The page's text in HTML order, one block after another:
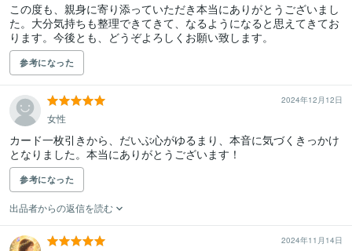
この度も、親身に寄り添っていただき本当にありがとうございまし
た。大分気持ちも整理できてきて、なるようになると思えてきてお
ります。今後とも、どうぞよろしくお願い致します。
参考になった
2024年12月12日
女性
カード一枚引きから、だいぶ心がゆるまり、本音に気づくきっかけ
となりました。本当にありがとうございます！
参考になった
出品者からの返信を読む
2024年11月14日